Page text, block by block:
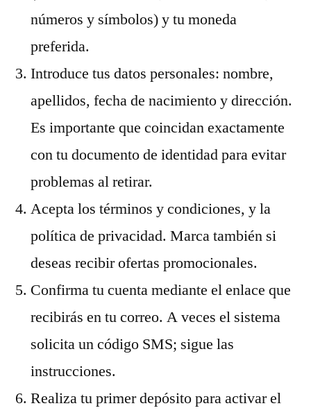
números y símbolos) y tu moneda
preferida.
Introduce tus datos personales: nombre,
apellidos, fecha de nacimiento y dirección.
Es importante que coincidan exactamente
con tu documento de identidad para evitar
problemas al retirar.
Acepta los términos y condiciones, y la
política de privacidad. Marca también si
deseas recibir ofertas promocionales.
Confirma tu cuenta mediante el enlace que
recibirás en tu correo. A veces el sistema
solicita un código SMS; sigue las
instrucciones.
Realiza tu primer depósito para activar el